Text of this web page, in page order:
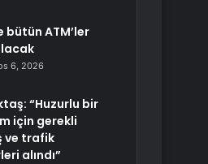
bütün ATM’ler
6, 2026
“Huzurlu bir
için gerekli
ve trafik
alındı”